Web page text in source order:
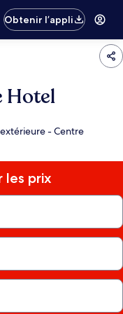
Obtenir l’appli
Hotel
- Centre
les prix